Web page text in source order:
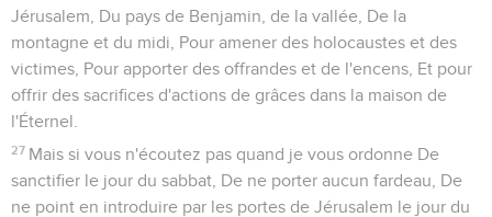
Jérusalem, Du pays de Benjamin, de la vallée, De la
montagne et du midi, Pour amener des holocaustes et des
victimes, Pour apporter des offrandes et de l'encens, Et pour
offrir des sacrifices d'actions de grâces dans la maison de
l'Éternel.
27 Mais si vous n'écoutez pas quand je vous ordonne De
sanctifier le jour du sabbat, De ne porter aucun fardeau, De
ne point en introduire par les portes de Jérusalem le jour du